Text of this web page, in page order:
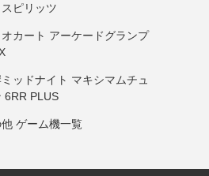
ピリッツ
カート アーケードグランプ
ッドナイト マキシマムチュ
6RR PLUS
ゲーム機一覧